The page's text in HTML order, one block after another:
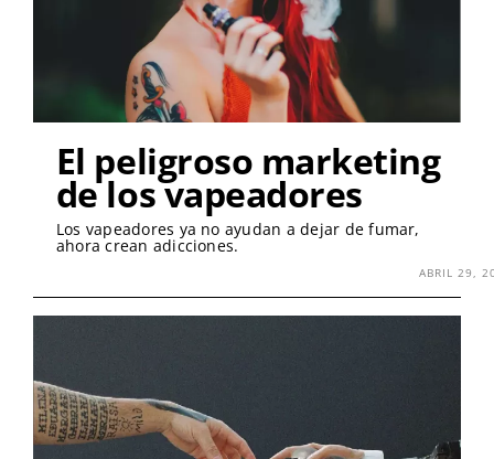
El peligroso marketing
de los vapeadores
Los vapeadores ya no ayudan a dejar de fumar,
ahora crean adicciones.
ABRIL 29,